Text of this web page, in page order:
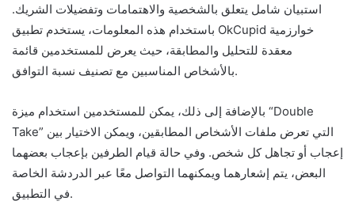
استبيان شامل يتعلق بالشخصية والاهتمامات وتفضيلات الشريك.
باستخدام هذه المعلومات، يستخدم تطبيق OkCupid خوارزمية
معقدة للتحليل والمطابقة، حيث يعرض للمستخدمين قائمة
بالأشخاص المناسبين مع تصنيف نسبة التوافق.
بالإضافة إلى ذلك، يمكن للمستخدمين استخدام ميزة “Double
Take” التي تعرض ملفات الأشخاص المطابقين، ويمكن الاختيار بين
إعجاب أو تجاهل كل شخص. وفي حالة قيام الطرفين بإعجاب بعضهما
البعض، يتم إشعارهما ويمكنهما التواصل معًا عبر الدردشة الخاصة
في التطبيق.